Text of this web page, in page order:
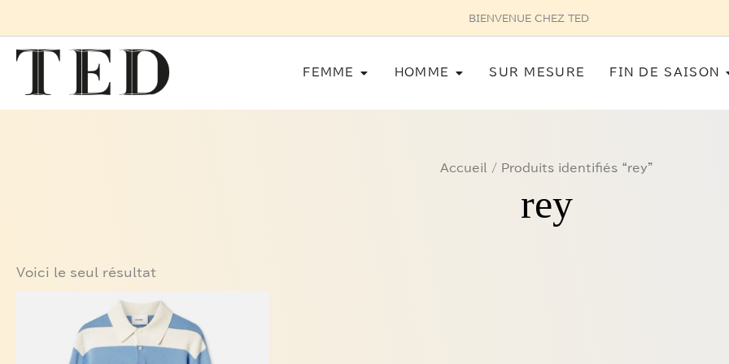
contenu
BIENVENUE CHEZ TED
FEMME Ouvrir Femme
HOMME Ouvrir Homme
SUR MESURE FIN DE SAISON
Accueil / Produits identifiés “rey”
rey
Voici le seul résultat
plusieurs